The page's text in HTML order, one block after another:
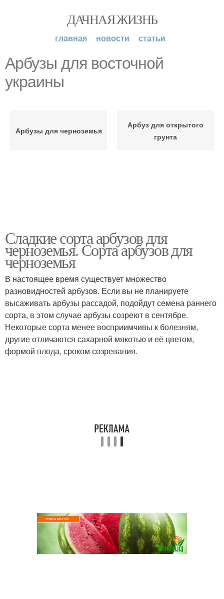
ДАЧНАЯ ЖИЗНЬ
главная новости статьи
Арбузы для восточной
украины
Арбузы для черноземья
Арбуз для открытого
грунта
Сладкие сорта арбузов для
черноземья. Сорта арбузов для
черноземья
В настоящее время существует множество
разновидностей арбузов. Если вы не планируете
высаживать арбузы рассадой, подойдут семена раннего
сорта, в этом случае арбузы созреют в сентябре.
Некоторые сорта менее восприимчивы к болезням,
другие отличаются сахарной мякотью и её цветом,
формой плода, сроком созревания.